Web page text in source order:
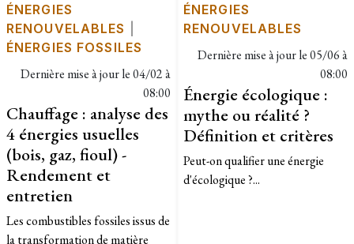
ÉNERGIES
RENOUVELABLES
ÉNERGIES FOSSILES
Dernière mise à jour le04/02 à
08:00
Chauffage : analyse des
4 énergies usuelles
(bois, gaz, fioul) -
Rendement et
entretien
Les combustibles fossiles issus de
la transformation de matière
ÉNERGIES
RENOUVELABLES
Dernière mise à jour le05/06 à
08:00
Énergie écologique :
mythe ou réalité ?
Définition et critères
Peut-on qualifier une énergie
d'écologique ?...